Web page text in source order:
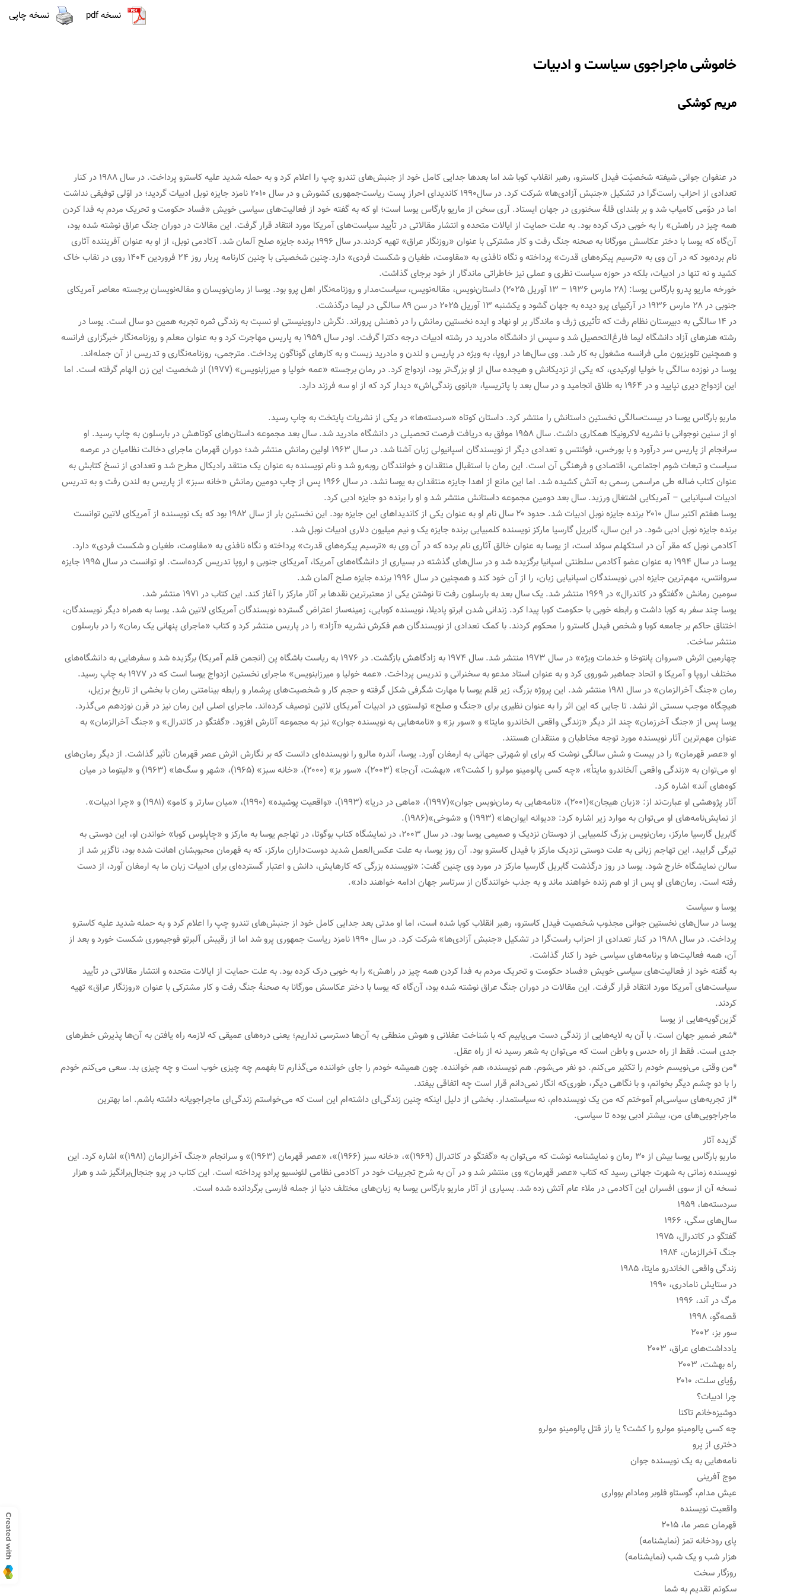
نسخه pdf نسخه چاپی
خاموشی ماجراجوی سیاست و ادبیات
مریم کوشکی
در عنفوان جوانی شیفته شخصیّت فیدل کاسترو، رهبر انقلاب کوبا شد اما بعدها جدایی کامل خود از جنبش‌های تندرو چپ را اعلام کرد و به حمله شدید علیه کاسترو پرداخت. در سال ۱۹۸۸ در کنار
تعدادی از احزاب راست‌گرا در تشکیل «جنبش آزادی‌ها» شرکت کرد. در سال۱۹۹۰ کاندیدای احراز پست ریاست‌جمهوری کشورش و در سال ۲۰۱۰ نامزد جایزه نوبل ادبیات گردید؛ در اوّلی توفیقی نداشت
اما در دوّمی کامیاب شد و بر بلندای قلۀ سخنوری در جهان ایستاد. آری سخن از ماریو بارگاس یوسا است؛ او که به گفته خود از فعالیت‌های سیاسی خویش «فساد حکومت و تحریک مردم به فدا کردن
همه چیز در راهش» را به خوبی درک کرده بود. به علت حمایت از ایالات متحده و انتشار مقالاتی در تأیید سیاست‌های آمریکا مورد انتقاد قرار گرفت. این مقالات در دوران جنگ عراق نوشته شده بود،
آن‌گاه که یوسا با دختر عکاسش مورگانا به صحنه جنگ رفت و کار مشترکی با عنوان «روزنگار عراق» تهیه کردند.در سال ۱۹۹۶ برنده جایزه صلح آلمان شد. آکادمی نوبل، از او به عنوان آفریننده آثاری
نام برده‌بود که در آن وی به «ترسیم پیکره‌های قدرت» پرداخته و نگاه نافذی به «مقاومت، طغیان و شکست فردی» دارد.چنین شخصیتی با چنین کارنامه پربار روز ۲۴ فروردین ۱۴۰۴ روی در نقاب خاک
کشید و نه تنها در ادبیات، بلکه در حوزه سیاست نظری و عملی نیز خاطراتی ماندگار از خود برجای گذاشت.
خورخه ماریو پدرو بارگاس یوسا: (۲۸ مارس ۱۹۳۶ – ۱۳ آوریل ۲۰۲۵) داستان‌نویس، مقاله‌نویس، سیاست‌مدار و روزنامه‌نگار اهل پرو بود. یوسا از رمان‌نویسان و مقاله‌نویسان برجسته معاصر آمریکای
جنوبی در ۲۸ مارس ۱۹۳۶ در آرکیپای پرو دیده به جهان گشود و یکشنبه ۱۳ آوریل ۲۰۲۵ در سن ۸۹ سالگی در لیما درگذشت.
در ۱۴ سالگی به دبیرستان نظام رفت که تأثیری ژرف و ماندگار بر او نهاد و ایده نخستین رمانش را در ذهنش پروراند. نگرش داروینیستی او نسبت به زندگی ثمره تجربه همین دو سال است. یوسا در
رشته هنرهای آزاد دانشگاه لیما فارغ‌التحصیل شد و سپس از دانشگاه مادرید در رشته ادبیات درجه دکترا گرفت. اودر سال ۱۹۵۹ به پاریس مهاجرت کرد و به عنوان معلم و روزنامه‌نگار خبرگزاری فرانسه
و همچنین تلویزیون ملی فرانسه مشغول به کار شد. وی سال‌ها در اروپا، به ویژه در پاریس و لندن و مادرید زیست و به کارهای گوناگون پرداخت. مترجمی، روزنامه‌نگاری و تدریس از آن جمله‌اند.
یوسا در نوزده سالگی با خولیا اورکیدی، که یکی از نزدیکانش و هیجده سال از او بزرگ‌تر بود، ازدواج کرد. در رمان برجسته «عمه خولیا و میرزابنویس» (۱۹۷۷) از شخصیت این زن الهام گرفته است. اما
این ازدواج دیری نپایید و در ۱۹۶۴ به طلاق انجامید و در سال بعد با پاتریسیا، «بانوی زندگی‌اش» دیدار کرد که از او سه فرزند دارد.
ماریو بارگاس یوسا در بیست‌سالگی نخستین داستانش را منتشر کرد. داستان کوتاه «سردسته‌ها» در یکی از نشریات پایتخت به چاپ رسید.
او از سنین نوجوانی با نشریه لاکرونیکا همکاری داشت. سال ۱۹۵۸ موفق به دریافت فرصت تحصیلی در دانشگاه مادرید شد. سال بعد مجموعه داستان‌های کوتاهش در بارسلون به چاپ رسید. او
سرانجام از پاریس سر درآورد و با بورخس، فوئنتس و تعدادی دیگر از نویسندگان اسپانیولی زبان آشنا شد. در سال ۱۹۶۳ اولین رمانش منتشر شد؛ دوران قهرمان ماجرای دخالت نظامیان در عرصه
سیاست و تبعات شوم اجتماعی، اقتصادی و فرهنگی آن است. این رمان با استقبال منتقدان و خوانندگان روبه‌رو شد و نام نویسنده به عنوان یک منتقد رادیکال مطرح شد و تعدادی از نسخ کتابش به
عنوان کتاب ضاله طی مراسمی رسمی به آتش کشیده شد. اما این مانع از اهدا جایزه منتقدان به یوسا نشد. در سال ۱۹۶۶ پس از چاپ دومین رمانش «خانه سبز» از پاریس به لندن رفت و به تدریس
ادبیات اسپانیایی – آمریکایی اشتغال ورزید. سال بعد دومین مجموعه داستانش منتشر شد و او را برنده دو جایزه ادبی کرد.
یوسا هفتم اکتبر سال ۲۰۱۰ برنده جایزه نوبل ادبیات شد. حدود ۲۰ سال نام او به عنوان یکی از کاندیداهای این جایزه بود. این نخستین بار از سال ۱۹۸۲ بود که یک نویسنده از آمریکای لاتین توانست
برنده جایزه نوبل ادبی شود. در این سال، گابریل گارسیا مارکز نویسنده کلمبیایی برنده جایزه یک و نیم میلیون دلاری ادبیات نوبل شد.
آکادمی نوبل که مقر آن در استکهلم سوئد است، از یوسا به عنوان خالق آثاری نام برده که در آن وی به «ترسیم پیکره‌های قدرت» پرداخته و نگاه نافذی به «مقاومت، طغیان و شکست فردی» دارد.
یوسا در سال ۱۹۹۴ به عنوان عضو آکادمی سلطنتی اسپانیا برگزیده شد و در سال‌های گذشته در بسیاری از دانشگاه‌های آمریکا، آمریکای جنوبی و اروپا تدریس کرده‌است. او توانست در سال ۱۹۹۵ جایزه
سروانتس، مهم‌ترین جایزه ادبی نویسندگان اسپانیایی زبان، را از آن خود کند و همچنین در سال ۱۹۹۶ برنده جایزه صلح آلمان شد.
سومین رمانش «گفتگو در کاتدرال» در ۱۹۶۹ منتشر شد. یک سال بعد به بارسلون رفت تا نوشتن یکی از معتبرترین نقدها بر آثار مارکز را آغاز کند. این کتاب در ۱۹۷۱ منتشر شد.
یوسا چند سفر به کوبا داشت و رابطه خوبی با حکومت کوبا پیدا کرد. زندانی شدن ابرتو پادیلا، نویسنده کوبایی، زمینه‌ساز اعتراض گسترده نویسندگان آمریکای لاتین شد. یوسا به همراه دیگر نویسندگان،
اختناق حاکم بر جامعه کوبا و شخص فیدل کاسترو را محکوم کردند. با کمک تعدادی از نویسندگان هم فکرش نشریه «آزاد» را در پاریس منتشر کرد و کتاب «ماجرای پنهانی یک رمان» را در بارسلون
منتشر ساخت.
چهارمین اثرش «سروان پانتوخا و خدمات ویژه» در سال ۱۹۷۳ منتشر شد. سال ۱۹۷۴ به زادگاهش بازگشت. در ۱۹۷۶ به ریاست باشگاه پن (انجمن قلم آمریکا) برگزیده شد و سفرهایی به دانشگاه‌های
مختلف اروپا و آمریکا و اتحاد جماهیر شوروی کرد و به عنوان استاد مدعو به سخنرانی و تدریس پرداخت. «عمه خولیا و میرزابنویس» ماجرای نخستین ازدواج یوسا است که در ۱۹۷۷ به چاپ رسید.
رمان «جنگ آخرالزمان» در سال ۱۹۸۱ منتشر شد. این پروژه بزرگ، زیر قلم یوسا با مهارت شگرفی شکل گرفته و حجم کار و شخصیت‌های پرشمار و رابطه بینامتنی رمان با بخشی از تاریخ برزیل،
هیچگاه موجب سستی اثر نشد. تا جایی که این اثر را به عنوان نظیری برای «جنگ و صلح» تولستوی در ادبیات آمریکای لاتین توصیف کرده‌اند. ماجرای اصلی این رمان نیز در قرن نوزدهم می‌گذرد.
یوسا پس از «جنگ آخرزمان» چند اثر دیگر «زندگی واقعی الخاندرو مایتا» و «سور بز» و «نامه‌هایی به نویسنده جوان» نیز به مجموعه آثارش افزود. «گفتگو در کاتدرال» و «جنگ آخرالزمان» به
عنوان مهم‌ترین آثار نویسنده مورد توجه مخاطبان و منتقدان هستند.
او «عصر قهرمان» را در بیست و شش سالگی نوشت که برای او شهرتی جهانی به ارمغان آورد. یوسا، آندره مالرو را نویسنده‌ای دانست که بر نگارش اثرش عصر قهرمان تأثیر گذاشت. از دیگر رمان‌های
او می‌توان به «زندگی واقعی آلخاندرو مایتاً»، «چه کسی پالومینو مولرو را کشت؟»، «بهشت، آن‌جا» (۲۰۰۳)، «سور بز» (۲۰۰۰)، «خانه سبز» (۱۹۶۵)، «شهر و سگ‌ها» (۱۹۶۳) و «لیتوما در میان
کوه‌های آند» اشاره کرد.
آثار پژوهشی او عبارت‌ند از: «زبان هیجان»(۲۰۰۱)، «نامه‌هایی به رمان‌نویس جوان»(۱۹۹۷)، «ماهی در دریا» (۱۹۹۳)، «واقعیت پوشیده» (۱۹۹۰)، «میان سارتر و کامو» (۱۹۸۱) و «چرا ادبیات».
از نمایش‌نامه‌های او می‌توان به موارد زیر اشاره کرد: «دیوانه ایوان‌ها» (۱۹۹۳) و «شوخی»(۱۹۸۶).
گابریل گارسیا مارکز، رمان‌نویس بزرگ کلمبیایی از دوستان نزدیک و صمیمی یوسا بود. در سال ۲۰۰۳، در نمایشگاه کتاب بوگوتا، در تهاجم یوسا به مارکز و «چاپلوس کوبا» خواندن او، این دوستی به
تیرگی گرایید. این تهاجم زبانی به علت دوستی نزدیک مارکز با فیدل کاسترو بود. آن روز یوسا، به علت عکس‌العمل شدید دوست‌داران مارکز، که به قهرمان محبوبشان اهانت شده بود، ناگزیر شد از
سالن نمایشگاه خارج شود. یوسا در روز درگذشت گابریل گارسیا مارکز در مورد وی چنین گفت: «نویسنده بزرگی که کارهایش، دانش و اعتبار گسترده‌ای برای ادبیات زبان ما به ارمغان آورد، از دست
رفته است. رمان‌های او پس از او هم زنده خواهند ماند و به جذب خوانندگان از سرتاسر جهان ادامه خواهند داد».
یوسا و سیاست
یوسا در سال‌های نخستین جوانی مجذوب شخصیت فیدل کاسترو، رهبر انقلاب کوبا شده است، اما او مدتی بعد جدایی کامل خود از جنبش‌های تندرو چپ را اعلام کرد و به حمله شدید علیه کاسترو
پرداخت. در سال ۱۹۸۸ در کنار تعدادی از احزاب راست‌گرا در تشکیل «جنبش آزادی‌ها» شرکت کرد. در سال ۱۹۹۰ نامزد ریاست جمهوری پرو شد اما از رقیبش آلبرتو فوجیموری شکست خورد و بعد از
آن، همه فعالیت‌ها و برنامه‌های سیاسی خود را کنار گذاشت.
به گفته خود از فعالیت‌های سیاسی خویش «فساد حکومت و تحریک مردم به فدا کردن همه چیز در راهش» را به خوبی درک کرده بود. به علت حمایت از ایالات متحده و انتشار مقالاتی در تأیید
سیاست‌های آمریکا مورد انتقاد قرار گرفت. این مقالات در دوران جنگ عراق نوشته شده بود، آن‌گاه که یوسا با دختر عکاسش مورگانا به صحنهٔ جنگ رفت و کار مشترکی با عنوان «روزنگار عراق» تهیه
کردند.
گزین‌گویه‌هایی از یوسا
*شعر ضمیر جهان است. با آن به لایه‌هایی از زندگی دست می‌یابیم که با شناخت عقلانی و هوش منطقی به آن‌ها دسترسی نداریم؛ یعنی دره‌های عمیقی که لازمه راه یافتن به آن‌ها پذیرش خطرهای
جدی است. فقط از راه حدس و باطن است که می‌توان به شعر رسید نه از راه عقل.
*من وقتی می‌نویسم خودم را تکثیر می‌کنم. دو نفر می‌شوم. هم نویسنده، هم خواننده. چون همیشه خودم را جای خواننده می‌گذارم تا بفهمم چه چیزی خوب است و چه چیزی بد. سعی می‌کنم خودم
را با دو چشم دیگر بخوانم، و با نگاهی دیگر، طوری‌که انگار نمی‌دانم قرار است چه اتفاقی بیفتد.
*از تجربه‌های سیاسی‌ام آموختم که من یک نویسنده‌ام، نه سیاستمدار. بخشی از دلیل اینکه چنین زندگی‌ای داشته‌ام این است که می‌خواستم زندگی‌ای ماجراجویانه داشته باشم. اما بهترین
ماجراجویی‌های من، بیشتر ادبی بوده تا سیاسی.
گزیده آثار
ماریو بارگاس یوسا بیش از ۳۰ رمان و نمایشنامه نوشت که می‌توان به «گفتگو در کاتدرال (۱۹۶۹)»، «خانه سبز (۱۹۶۶)»، «عصر قهرمان (۱۹۶۳)» و سرانجام «جنگ آخرالزمان (۱۹۸۱)» اشاره کرد. این
نویسنده زمانی به شهرت جهانی رسید که کتاب «عصر قهرمان» وی منتشر شد و در آن به شرح تجربیات خود در آکادمی نظامی لئونسیو پرادو پرداخته است. این کتاب در پرو جنجال‌برانگیز شد و هزار
نسخه آن از سوی افسران این آکادمی در ملاء عام آتش زده شد. بسیاری از آثار ماریو بارگاس یوسا به زبان‌های مختلف دنیا از جمله فارسی برگردانده شده است.
سردسته‌ها، ۱۹۵۹
سال‌های سگی، ۱۹۶۶
گفتگو در کاتدرال، ۱۹۷۵
جنگ آخرالزمان، ۱۹۸۴
زندگی واقعی الخاندرو مایتا، ۱۹۸۵
در ستایش نامادری، ۱۹۹۰
مرگ در آند، ۱۹۹۶
قصه‌گو، ۱۹۹۸
سور بز، ۲۰۰۲
یادداشت‌های عراق، ۲۰۰۳
راه بهشت، ۲۰۰۳
رؤیای سلت، ۲۰۱۰
چرا ادبیات؟
دوشیزه‌خانم تاکنا
چه کسی پالومینو مولرو را کشت؟ یا راز قتل پالومینو مولرو
دختری از پرو
نامه‌هایی به یک نویسنده جوان
موج آفرینی
عیش مدام، گوستاو فلوبر ومادام بوواری
واقعیت نویسنده
قهرمان عصر ما، ۲۰۱۵
پای رودخانه تمز (نمایشنامه)
هزار شب و یک شب (نمایشنامه)
روزگار سخت
سکوتم تقدیم به شما